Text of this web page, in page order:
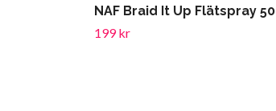
NAF Braid It Up Flätspray
199 kr